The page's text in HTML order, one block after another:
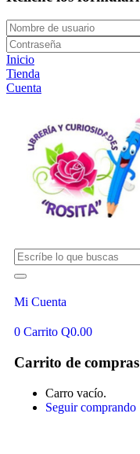
Inicio
Tienda
Cuenta
Mi Cuenta
0 Carrito Q0.00
Carrito de compras
Carro vacío.
Seguir comprando